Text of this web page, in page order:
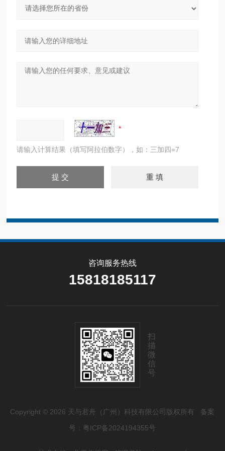
请输入计算结果（填写阿拉伯数字），如：三加四=7
咨询服务热线
15818185117
扫
描
微
信
号
Copyright © 2026 天与君舟（广州）科技有限公司版权所有 备案
号：粤ICP备2024194355号